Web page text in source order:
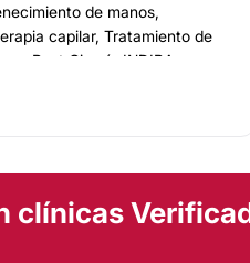
de manos,
capilar, Tratamiento de
y Post Cirugía INDIBA
el tipo de afección que
solicitudes que presenten
clínicas